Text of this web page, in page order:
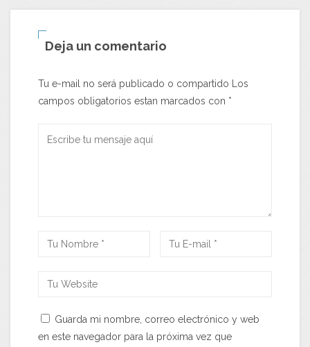
Deja un comentario
Tu e-mail no será publicado o compartido Los
campos obligatorios estan marcados con *
Guarda mi nombre, correo electrónico y web
en este navegador para la próxima vez que